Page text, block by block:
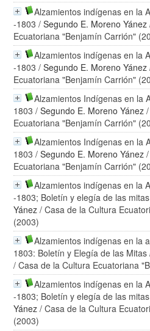
Alzamientos indígenas en la
-1803 /Segundo E. Moreno Yánez
Ecuatoriana "Benjamín Carrión"
Alzamientos indígenas en la
-1803 /Segundo E. Moreno Yánez
Ecuatoriana "Benjamín Carrión"
Alzamientos Indígenas en la
1803 /Segundo E. Moreno Yánez
Ecuatoriana "Benjamín Carrión"
Alzamientos Indígenas en la
1803 /Segundo E. Moreno Yánez
Ecuatoriana "Benjamín Carrión"
Alzamientos indígenas en la
-1803; Boletín y elegía de las mitas
Yánez / Casa de la Cultura
(2003)
Alzamientos indígenas en la
1803: Boletín y Elegía de las Mitas
/ Casa de la Cultura Ecuatoriana
Alzamientos indígenas en la
-1803; Boletín y elegía de las mitas
Yánez / Casa de la Cultura
(2003)